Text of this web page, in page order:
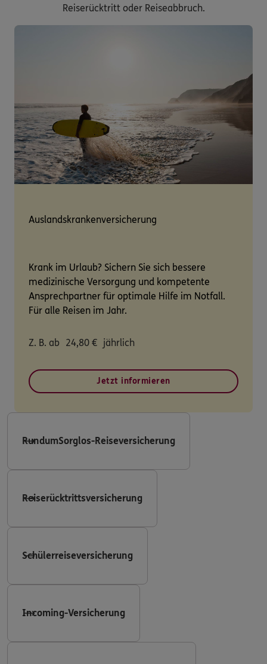
Reiserücktritt oder Reiseabbruch.
Auslandskrankenversicherung
Krank im Urlaub? Sichern Sie sich bessere
medizinische Versorgung und kompetente
Ansprechpartner für optimale Hilfe im Notfall.
Für alle Reisen im Jahr.
Z. B. ab 24,80 € jährlich
Jetzt informieren
RundumSorglos-Reiseversicherung
Reiserücktrittsversicherung
Schülerreiseversicherung
Incoming-Versicherung